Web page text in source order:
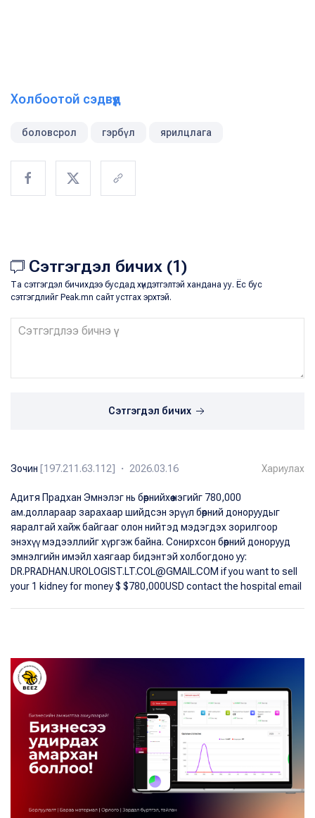
Холбоотой сэдвүүд
боловсрол гэрбүл ярилцлага
Сэтгэгдэл бичих (1)
Та сэтгэгдэл бичихдээ бусдад хүндэтгэлтэй хандана уу. Ёс бус
сэтгэгдлийг Peak.mn сайт устгах эрхтэй.
Сэтгэгдэл бичих
Зочин [197.211.63.112] ・ 2026.03.16 Хариулах
Адитя Прадхан Эмнэлэг нь бөөрнийхөө нэгийг 780,000
ам.доллараар зарахаар шийдсэн эрүүл бөөрний доноруудыг
яаралтай хайж байгааг олон нийтэд мэдэгдэх зорилгоор
энэхүү мэдээллийг хүргэж байна. Сонирхсон бөөрний донорууд
эмнэлгийн имэйл хаягаар бидэнтэй холбогдоно уу:
DR.PRADHAN.UROLOGIST.LT.COL@GMAIL.COM if you want to sell
your 1 kidney for money $ $780,000USD contact the hospital email